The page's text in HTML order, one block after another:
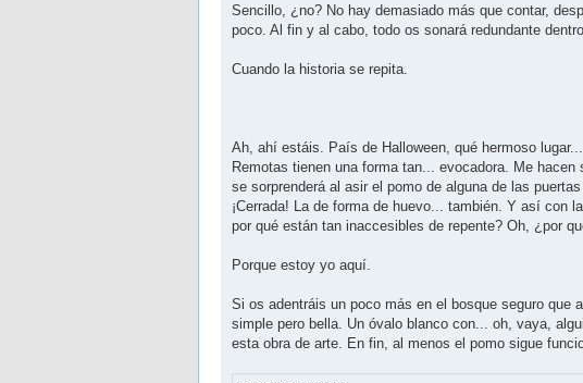
Sencillo, ¿no? No hay demasiado más que contar,
poco. Al fin y al cabo, todo os sonará redundante
Cuando la historia se repita.
Ah, ahí estáis. País de Halloween, qué hermoso
Remotas tienen una forma tan... evocadora. Me
se sorprenderá al asir el pomo de alguna de las
¡Cerrada! La de forma de huevo... también. Y así con
por qué están tan inaccesibles de repente? Oh, ¿por
Porque estoy yo aquí.
Si os adentráis un poco más en el bosque seguro que
simple pero bella. Un óvalo blanco con... oh, vaya,
esta obra de arte. En fin, al menos el pomo sigue